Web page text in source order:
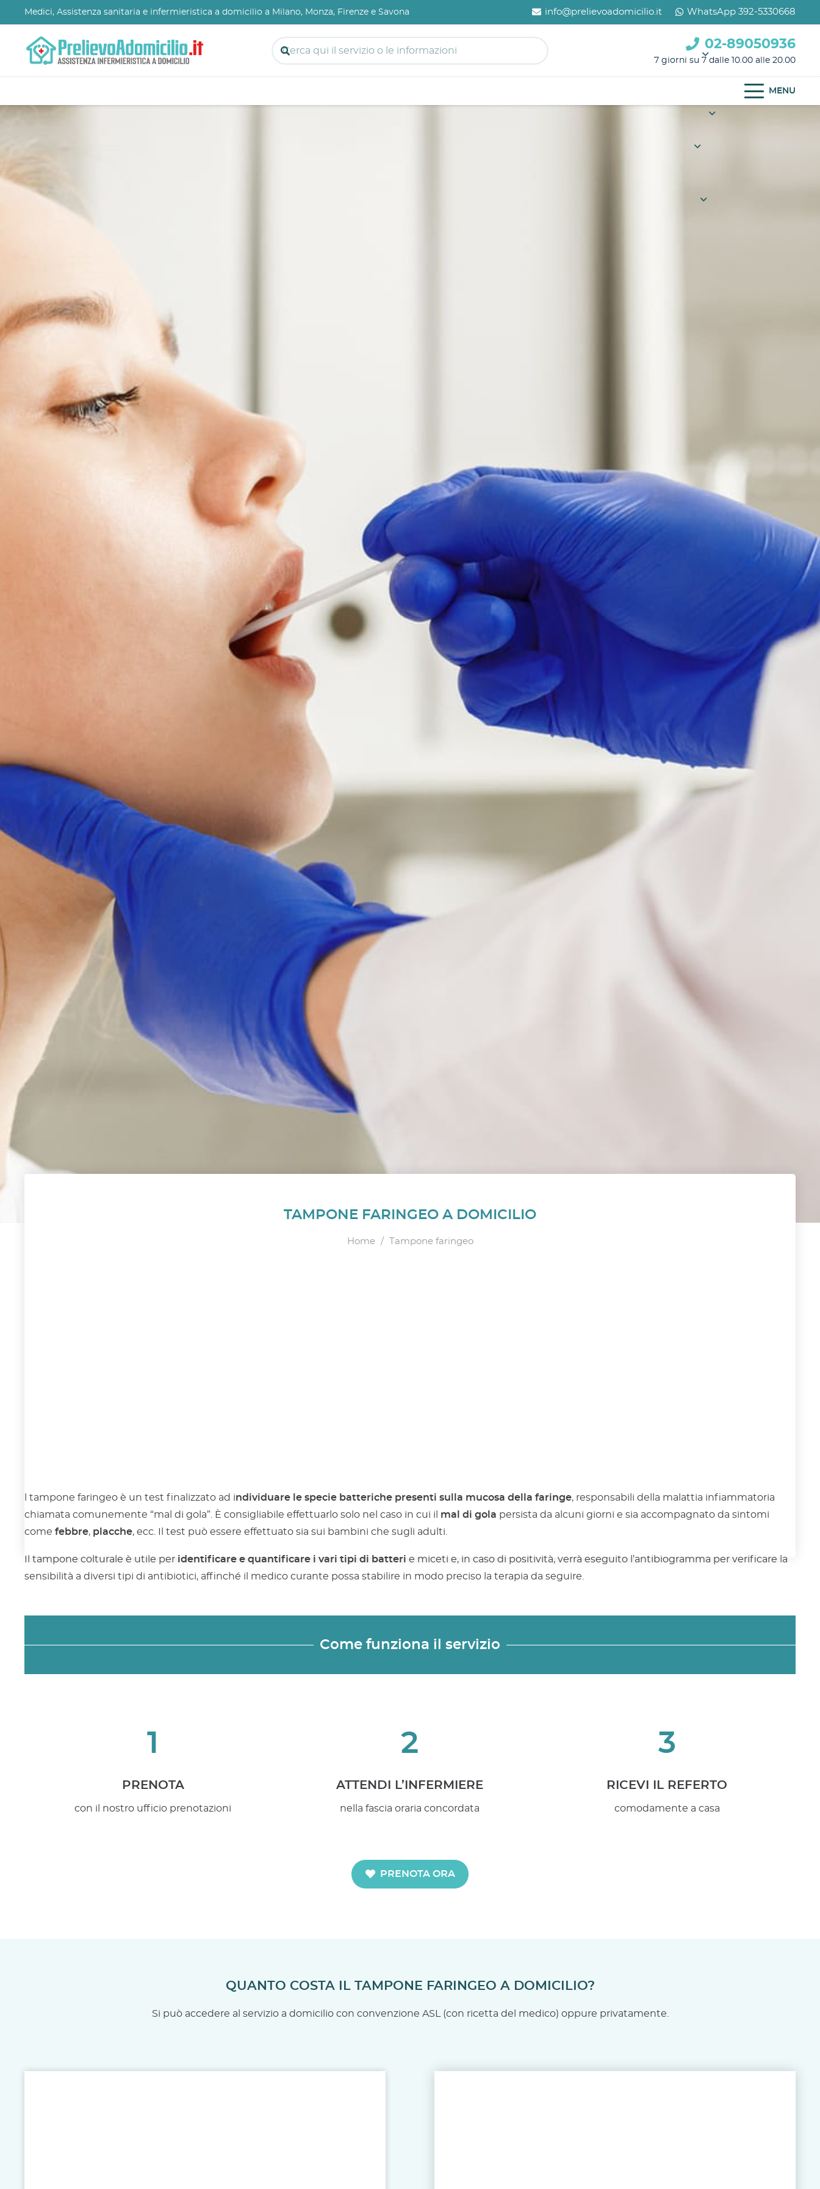
Medici, Assistenza sanitaria e infermieristica a domicilio a Milano, Monza, Firenze e Savona info@prelievoadomicilio.it WhatsApp 392-5330668
02-89050936
7 giorni su 7 dalle 10.00 alle 20.00
MENU
TAMPONE FARINGEO A DOMICILIO
Home / Tampone faringeo
l tampone faringeo è un test finalizzato ad individuare le specie batteriche presenti sulla mucosa della faringe, responsabili della malattia infiammatoria
chiamata comunemente “mal di gola”. È consigliabile effettuarlo solo nel caso in cui il mal di gola persista da alcuni giorni e sia accompagnato da sintomi
come febbre, placche, ecc. Il test può essere effettuato sia sui bambini che sugli adulti.
Il tampone colturale è utile per identificare e quantificare i vari tipi di batteri e miceti e, in caso di positività, verrà eseguito l’antibiogramma per verificare la
sensibilità a diversi tipi di antibiotici, affinché il medico curante possa stabilire in modo preciso la terapia da seguire.
Come funziona il servizio
1
PRENOTA
con il nostro ufficio prenotazioni
2
ATTENDI L’INFERMIERE
nella fascia oraria concordata
3
RICEVI IL REFERTO
comodamente a casa
PRENOTA ORA
QUANTO COSTA IL TAMPONE FARINGEO A DOMICILIO?
Si può accedere al servizio a domicilio con convenzione ASL (con ricetta del medico) oppure privatamente.